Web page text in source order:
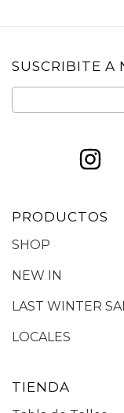
SUSCRIBITE A
PRODUCTOS
SHOP
NEW IN
LAST WINTER
LOCALES
TIENDA